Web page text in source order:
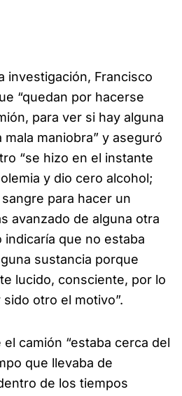
investigación, Francisco
“quedan por hacerse
para ver si hay alguna
maniobra” y aseguró
“se hizo en el instante
y dio cero alcohol;
para hacer un
avanzado de alguna otra
que no estaba
sustancia porque
lucido, consciente, por lo
otro el motivo”.
camión “estaba cerca del
que llevaba de
de los tiempos